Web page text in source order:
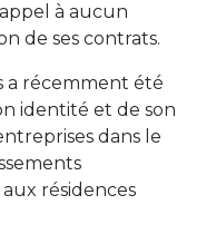
à aucun
de ses contrats.
a récemment été
identité et de son
dans le
résidences